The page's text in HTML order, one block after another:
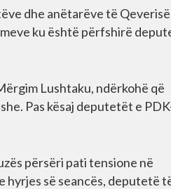
dhe anëtarëve të
ku është përfshirë
Lushtaku, ndërkohë që
Pas kësaj deputetët e
përsëri pati tensione në
hyrjes së seancës, deputetë